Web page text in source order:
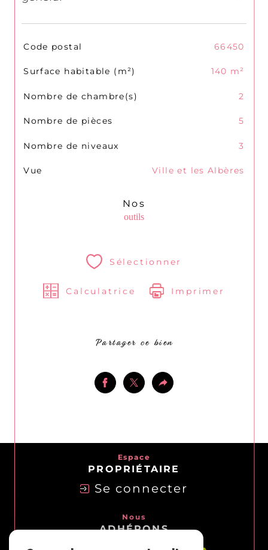
TRAD_SIROCCO_Caracteristique
Code postal 66450
Surface habitable (m²) 140 m²
Nombre de chambre(s) 2
Nombre de pièces 5
Nombre de niveaux 3
Vue Ville et les Albères
Nos
outils
Sélectionner
Calculatrice Imprimer
Partager ce bien
Espace
PROPRIÉTAIRE
Se connecter
Nous
ADHÉRONS